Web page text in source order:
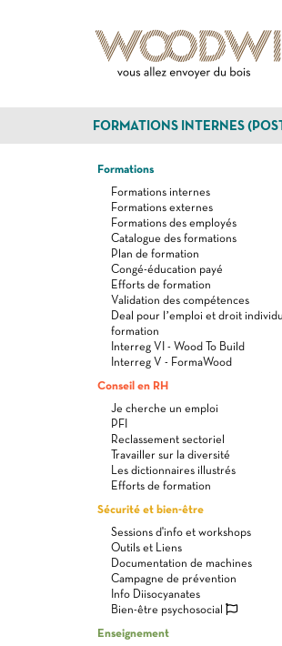
FORMATIONS INTERNES
Formations
Formations internes
Formations externes
Formations des employés
Catalogue des formations
Plan de formation
Congé-éducation payé
Efforts de formation
Validation des compétences
Deal pour l’emploi et droit
formation
Interreg VI - Wood To Build
Interreg V - FormaWood
Conseil en RH
Je cherche un emploi
PFI
Reclassement sectoriel
Travailler sur la diversité
Les dictionnaires illustrés
Efforts de formation
Sécurité et bien-être
Sessions d'info et workshops
Outils et Liens
Documentation de machines
Campagne de prévention
Info Diisocyanates
Bien-être psychosocial
Enseignement